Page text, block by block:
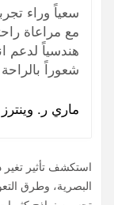
سعياً وراء
مع مراعاة
هندسياً لدعم
شعوراً
في كل لحظة
من حولكم.
فبإمكانكم
ماري ر. وينترز
استكشف تأثير تغير
البصرية، وطرق